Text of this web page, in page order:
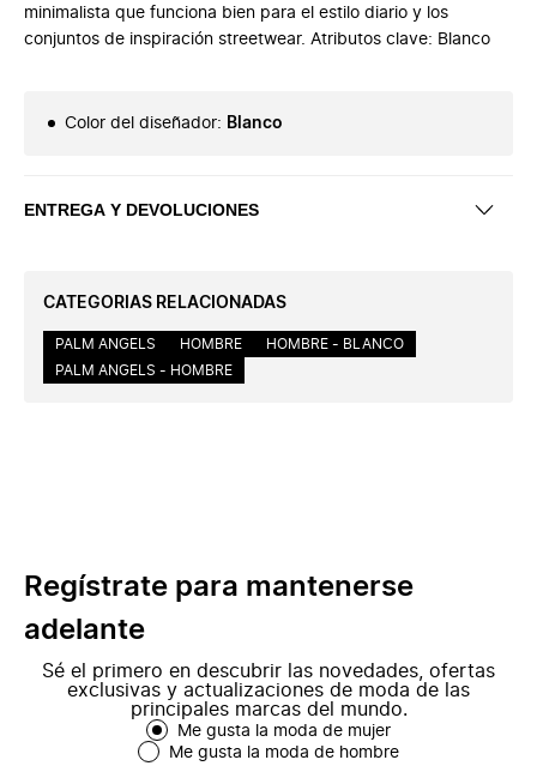
minimalista que funciona bien para el estilo diario y los
conjuntos de inspiración streetwear. Atributos clave: Blanco
Color del diseñador: Blanco
ENTREGA Y DEVOLUCIONES
CATEGORIAS RELACIONADAS
PALM ANGELS HOMBRE
HOMBRE - BLANCO
PALM ANGELS - HOMBRE
Regístrate para mantenerse
adelante
Sé el primero en descubrir las novedades, ofertas
exclusivas y actualizaciones de moda de las
principales marcas del mundo.
Me gusta la moda de mujer
Me gusta la moda de hombre